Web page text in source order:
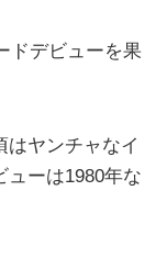
ドデビューを果
はヤンチャなイ
ューは1980年な